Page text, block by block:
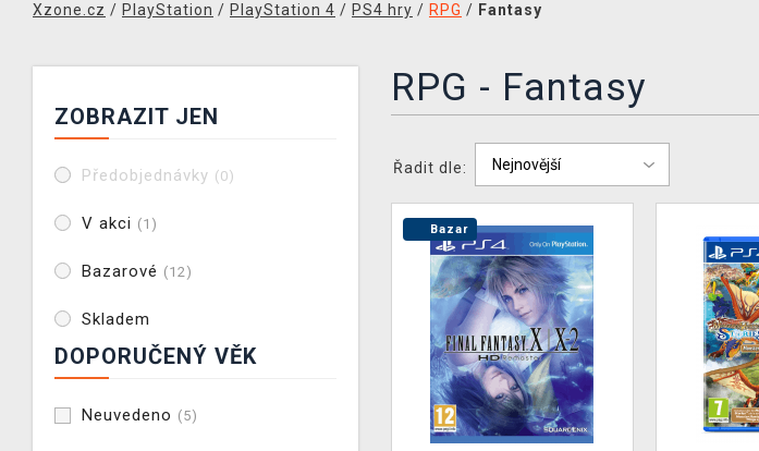
Xzone.cz / PlayStation / PlayStation 4 / PS4 hry / RPG / Fantasy
ZOBRAZIT JEN
Předobjednávky (0)
V akci (1)
Bazarové (12)
Skladem
DOPORUČENÝ VĚK
Neuvedeno (5)
RPG - Fantasy
Řadit dle:
Bazar